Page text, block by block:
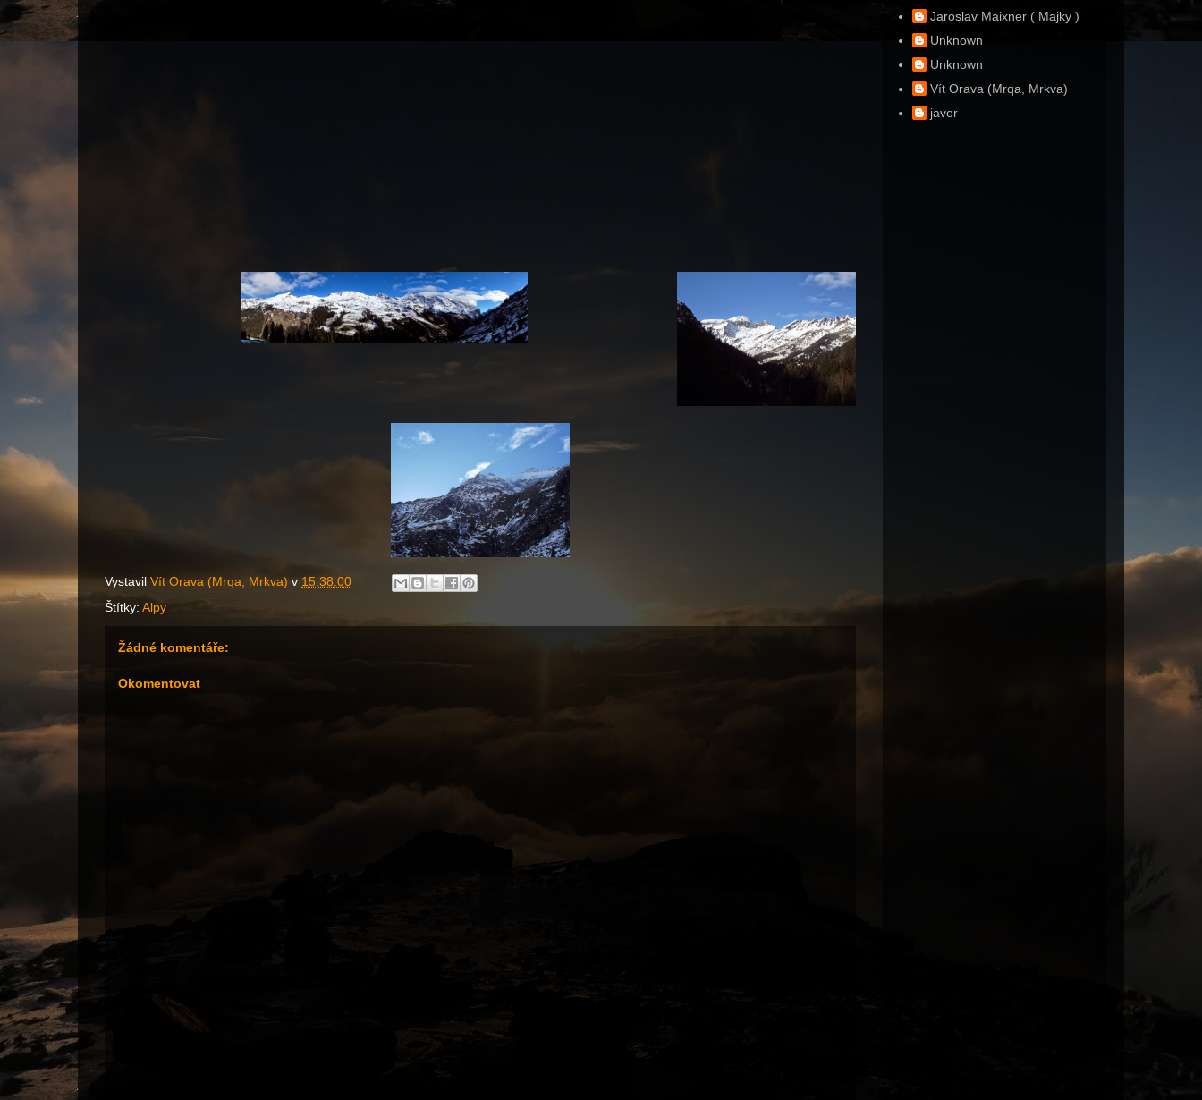
Vystavil Vít Orava (Mrqa, Mrkva) v 15:38:00
Štítky: Alpy
Žádné komentáře:
Okomentovat
Jaroslav Maixner ( Majky )
Unknown
Unknown
Vít Orava (Mrqa, Mrkva)
javor